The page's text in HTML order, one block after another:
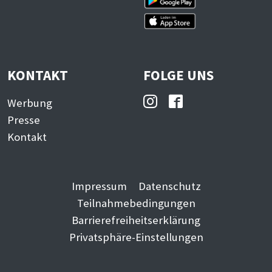
KONTAKT
Werbung
Presse
Kontakt
FOLGE UNS
Impressum
Datenschutz
Teilnahmebedingungen
Barrierefreiheitserklärung
Privatsphäre-Einstellungen